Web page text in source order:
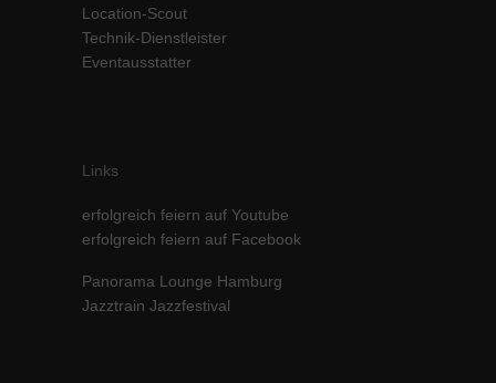
Location-Scout
Technik-Dienstleister
Eventausstatter
Links
erfolgreich feiern auf Youtube
erfolgreich feiern auf Facebook
Panorama Lounge Hamburg
Jazztrain Jazzfestival